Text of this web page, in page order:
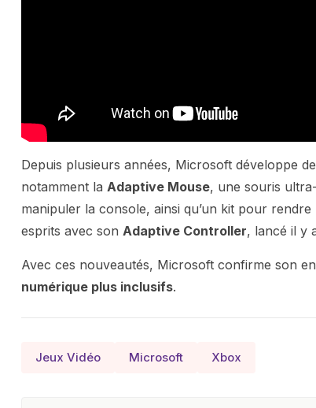
Depuis plusieurs années, Microsoft développe
notamment la Adaptive Mouse, une souris
manipuler la console, ainsi qu’un kit pour rendre
esprits avec son Adaptive Controller, lancé il y
Avec ces nouveautés, Microsoft confirme son
numérique plus inclusifs.
Jeux Vidéo Microsoft Xbox